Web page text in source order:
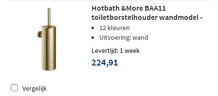
Hotbath &More BAA11
toiletborstelhouder wandmodel -
Geborsteld messing
12 kleuren
Uitvoering: wand
Levertijd: 1 week
224,91
Vergelijk